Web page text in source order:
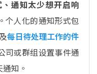
通知太少想开启响
。个人化的通知形式包
每日待处理工作的件
司或群组设置事件通
通知。